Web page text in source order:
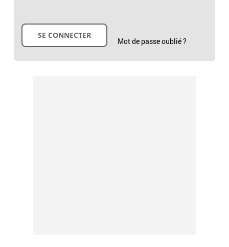
Mot de passe oublié ?